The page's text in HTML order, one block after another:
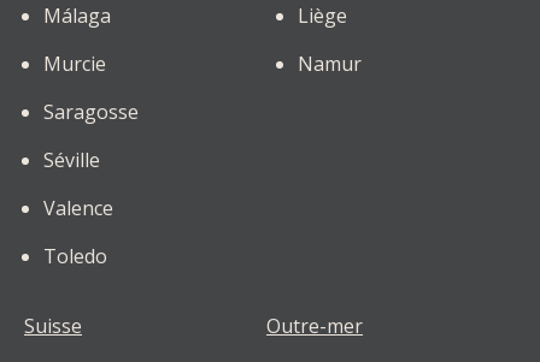
Málaga
Murcie
Saragosse
Séville
Valence
Toledo
Liège
Namur
Suisse
Outre-mer